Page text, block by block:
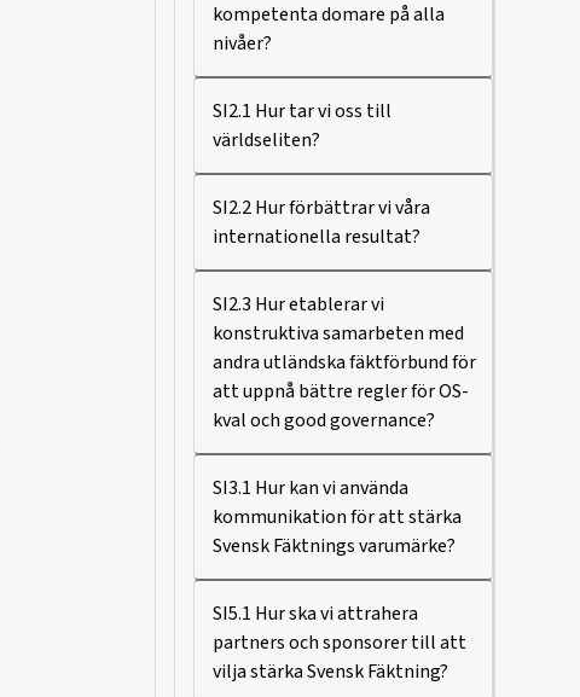
kompetenta domare på alla
nivåer?
SI2.1 Hur tar vi oss till
världseliten?
SI2.2 Hur förbättrar vi våra
internationella resultat?
SI2.3 Hur etablerar vi
konstruktiva samarbeten med
andra utländska fäktförbund för
att uppnå bättre regler för OS-
kval och good governance?
SI3.1 Hur kan vi använda
kommunikation för att stärka
Svensk Fäktnings varumärke?
SI5.1 Hur ska vi attrahera
partners och sponsorer till att
vilja stärka Svensk Fäktning?